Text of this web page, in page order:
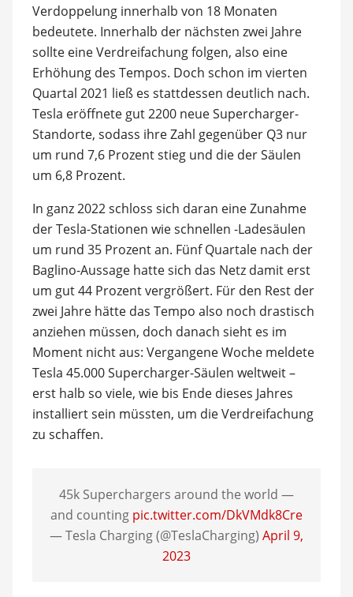
Verdoppelung innerhalb von 18 Monaten
bedeutete. Innerhalb der nächsten zwei Jahre
sollte eine Verdreifachung folgen, also eine
Erhöhung des Tempos. Doch schon im vierten
Quartal 2021 ließ es stattdessen deutlich nach.
Tesla eröffnete gut 2200 neue Supercharger-
Standorte, sodass ihre Zahl gegenüber Q3 nur
um rund 7,6 Prozent stieg und die der Säulen
um 6,8 Prozent.
In ganz 2022 schloss sich daran eine Zunahme
der Tesla-Stationen wie schnellen -Ladesäulen
um rund 35 Prozent an. Fünf Quartale nach der
Baglino-Aussage hatte sich das Netz damit erst
um gut 44 Prozent vergrößert. Für den Rest der
zwei Jahre hätte das Tempo also noch drastisch
anziehen müssen, doch danach sieht es im
Moment nicht aus: Vergangene Woche meldete
Tesla 45.000 Supercharger-Säulen weltweit –
erst halb so viele, wie bis Ende dieses Jahres
installiert sein müssten, um die Verdreifachung
zu schaffen.
45k Superchargers around the world —
and counting pic.twitter.com/DkVMdk8Cre
— Tesla Charging (@TeslaCharging) April 9,
2023